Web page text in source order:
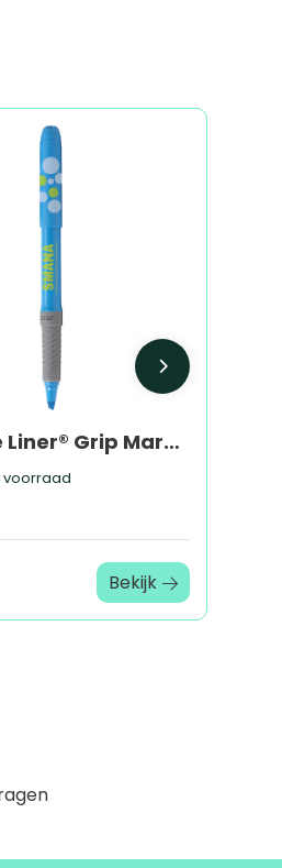
BIC® Brite Liner® Grip Markeerstift
voorraad
Bekijk